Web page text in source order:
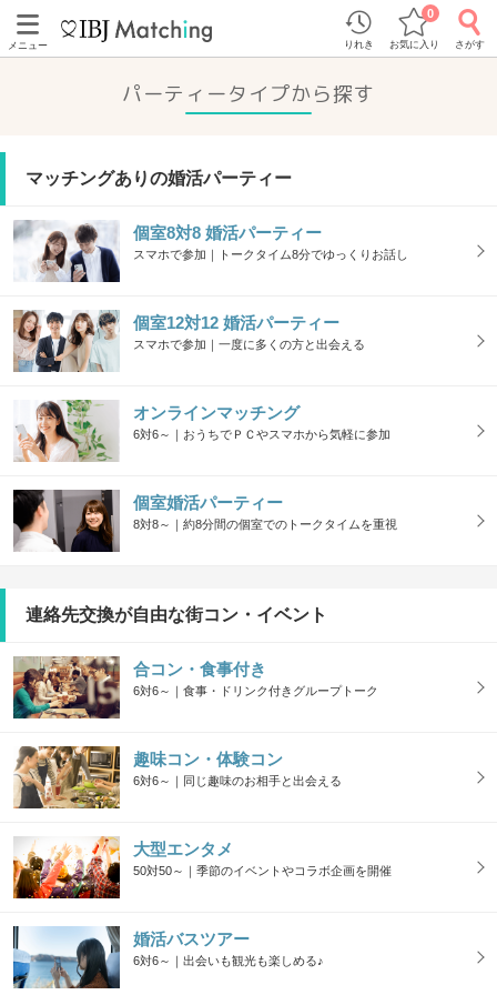
メニュー りれき お気に入り
0
さがす
パーティータイプから探す
マッチングありの婚活パーティー
個室8対8 婚活パーティー
スマホで参加｜トークタイム8分でゆっくりお話し
個室12対12 婚活パーティー
スマホで参加｜一度に多くの方と出会える
オンラインマッチング
6対6～｜おうちでＰＣやスマホから気軽に参加
個室婚活パーティー
8対8～｜約8分間の個室でのトークタイムを重視
連絡先交換が自由な街コン・イベント
合コン・食事付き
6対6～｜食事・ドリンク付きグループトーク
趣味コン・体験コン
6対6～｜同じ趣味のお相手と出会える
大型エンタメ
50対50～｜季節のイベントやコラボ企画を開催
婚活バスツアー
6対6～｜出会いも観光も楽しめる♪